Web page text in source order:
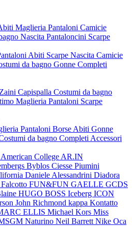
Maglieria Pantaloni Camicie
Nascita Pantaloncini Scarpe
Abiti Scarpe Nascita Camicie
da bagno Gonne Completi
Zaini Capispalla Costumi da bagno
Maglieria Pantaloni Scarpe
Pantaloni Borse Abiti Gonne
da bagno Completi Accessori
American College AR.IN
Byblos Ciesse Piumini
Daniele Alessandrini Diadora
Falcotto FUN&FUN GAELLE GCDS
HUGO BOSS Iceberg ICON
John Richmond kappa Kontatto
ELLIS Michael Kors Miss
Naturino Neil Barrett Nike Oca